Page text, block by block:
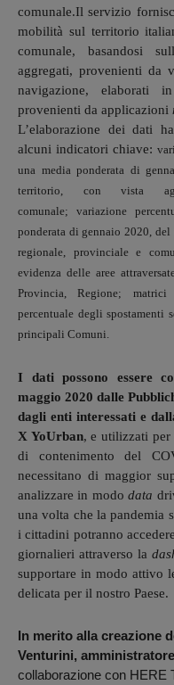
comunale.Il servizio
mobilità sul territorio
comunale, basandosi
aggregati, provenienti da
navigazione, elaborati
provenienti da applicazioni
L’elaborazione dei dati
alcuni indicatori chiave:
una media ponderata di
territorio, con vista
comunale; variazione
ponderata di gennaio 2020,
regionale, provinciale e
evidenza delle aree
Provincia, Regione; matrici
percentuale degli spostamenti
principali Comuni.
I dati possono essere
maggio 2020 dalle
dagli enti interessati e
X YoUrban, e utilizzati per
di contenimento del
necessitano di maggior
analizzare in mododata
una volta che la pandemia
i cittadini potranno
giornalieri attraverso la
supportare in modo attivo
delicata per il nostro Paese.
In merito alla creazione
Venturini,
collaborazione con HERE